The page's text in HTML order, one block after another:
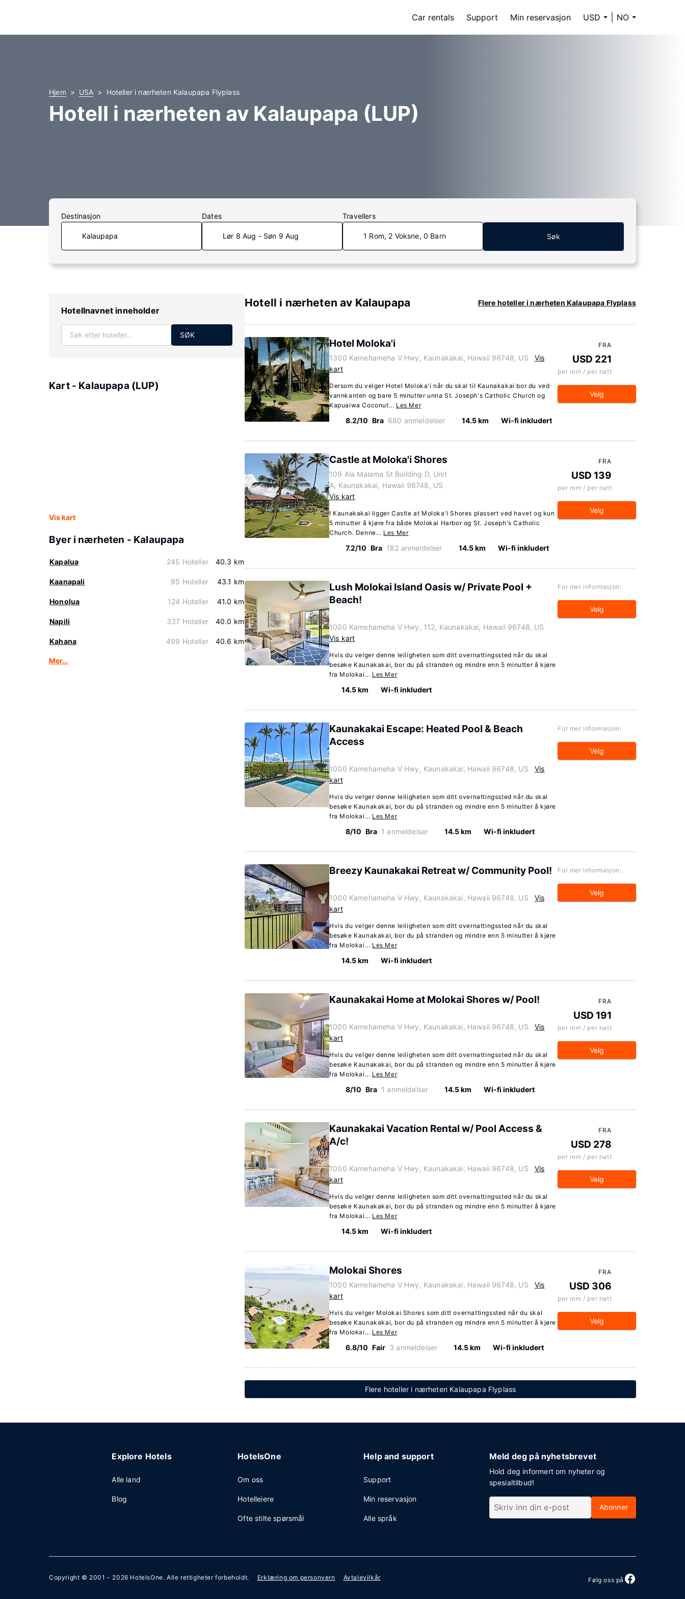
Car rentals Support Min reservasjon USD NO
Hjem USA Hoteller i nærheten Kalaupapa Flyplass
Hotell i nærheten av Kalaupapa (LUP)
Destinasjon Dates
Lør 8 Aug - Søn 9 Aug
Travellers
1 Rom, 2 Voksne, 0 Barn Søk
Hotellnavnet inneholder
SØK
Kart - Kalaupapa (LUP)
Vis kart
Byer i nærheten - Kalaupapa
Kapalua 245 Hoteller 40.3 km
Kaanapali 95 Hoteller 43.1 km
Honolua 124 Hoteller 41.0 km
Napili 337 Hoteller 40.0 km
Kahana 499 Hoteller 40.6 km
Mer…
Hotell i nærheten av Kalaupapa Flere hoteller i nærheten Kalaupapa Flyplass
Hotel Moloka'i
1300 Kamehameha V Hwy, Kaunakakai, Hawaii 96748, US
Vis
kart
Dersom du velger Hotel Moloka'i når du skal til Kaunakakai bor du ved
vannkanten og bare 5 minutter unna St. Joseph's Catholic Church og
Kapuaiwa Coconut... Les Mer
8.2/10 Bra 680 anmeldelser 14.5 km Wi-fi inkludert
FRA
USD 221
per rom / per natt
Velg
Castle at Moloka'i Shores
109 Ala Malama St Building D, Unit
A, Kaunakakai, Hawaii 96748, US
Vis kart
I Kaunakakai ligger Castle at Moloka'i Shores plassert ved havet og kun
5 minutter å kjøre fra både Molokai Harbor og St. Joseph's Catholic
Church. Denne... Les Mer
7.2/10 Bra 182 anmeldelser 14.5 km Wi-fi inkludert
FRA
USD 139
per rom / per natt
Velg
Lush Molokai Island Oasis w/ Private Pool +
Beach!
1000 Kamehameha V Hwy, 112, Kaunakakai, Hawaii 96748, US
Vis kart
Hvis du velger denne leiligheten som ditt overnattingssted når du skal
besøke Kaunakakai, bor du på stranden og mindre enn 5 minutter å kjøre
fra Molokai... Les Mer
14.5 km Wi-fi inkludert
For mer informasjon:
Velg
Kaunakakai Escape: Heated Pool & Beach
Access
1000 Kamehameha V Hwy, Kaunakakai, Hawaii 96748, US
Vis
kart
Hvis du velger denne leiligheten som ditt overnattingssted når du skal
besøke Kaunakakai, bor du på stranden og mindre enn 5 minutter å kjøre
fra Molokai... Les Mer
8/10 Bra 1 anmeldelser 14.5 km Wi-fi inkludert
For mer informasjon:
Velg
Breezy Kaunakakai Retreat w/ Community Pool!
1000 Kamehameha V Hwy, Kaunakakai, Hawaii 96748, US
Vis
kart
Hvis du velger denne leiligheten som ditt overnattingssted når du skal
besøke Kaunakakai, bor du på stranden og mindre enn 5 minutter å kjøre
fra Molokai... Les Mer
14.5 km Wi-fi inkludert
For mer informasjon:
Velg
Kaunakakai Home at Molokai Shores w/ Pool!
1000 Kamehameha V Hwy, Kaunakakai, Hawaii 96748, US
Vis
kart
Hvis du velger denne leiligheten som ditt overnattingssted når du skal
besøke Kaunakakai, bor du på stranden og mindre enn 5 minutter å kjøre
fra Molokai... Les Mer
8/10 Bra 1 anmeldelser 14.5 km Wi-fi inkludert
FRA
USD 191
per rom / per natt
Velg
Kaunakakai Vacation Rental w/ Pool Access &
A/c!
1000 Kamehameha V Hwy, Kaunakakai, Hawaii 96748, US
Vis
kart
Hvis du velger denne leiligheten som ditt overnattingssted når du skal
besøke Kaunakakai, bor du på stranden og mindre enn 5 minutter å kjøre
fra Molokai... Les Mer
14.5 km Wi-fi inkludert
FRA
USD 278
per rom / per natt
Velg
Molokai Shores
1000 Kamehameha V Hwy, Kaunakakai, Hawaii 96748, US
Vis
kart
Hvis du velger Molokai Shores som ditt overnattingssted når du skal
besøke Kaunakakai, bor du på stranden og mindre enn 5 minutter å kjøre
fra Molokai... Les Mer
6.8/10 Fair 3 anmeldelser 14.5 km Wi-fi inkludert
FRA
USD 306
per rom / per natt
Velg
Flere hoteller i nærheten Kalaupapa Flyplass
Explore Hotels
Alle land
Blog
HotelsOne
Om oss
Hotelleiere
Ofte stilte spørsmål
Help and support
Support
Min reservasjon
Alle språk
Meld deg på nyhetsbrevet
Hold deg informert om nyheter og
spesialtilbud!
Abonner
Copyright © 2001 - 2026 HotelsOne. Alle rettigheter forbeholdt. Erklæring om personvern Avtalevilkår Følg oss på